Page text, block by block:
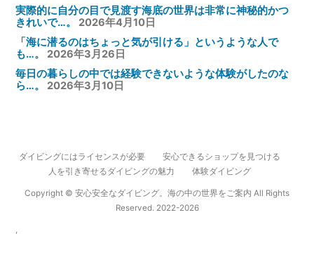
実際的に自分の目で見渡す海底の世界は非常に神秘的かつ
きれいで…。
2026年4月10日
「海に潜るのはちょっと気が引ける」というような人で
も…。
2026年3月26日
毎日の暮らしの中では経験できないような体験がしたのな
ら…。
2026年3月10日
ダイビングにはライセンスが必要
安心できるショップを見つける
人を引き寄せるダイビングの魅力
体験ダイビング
Copyright © 安心安全なダイビング。海の中の世界をご案内 All Rights
Reserved. 2022-2026
,